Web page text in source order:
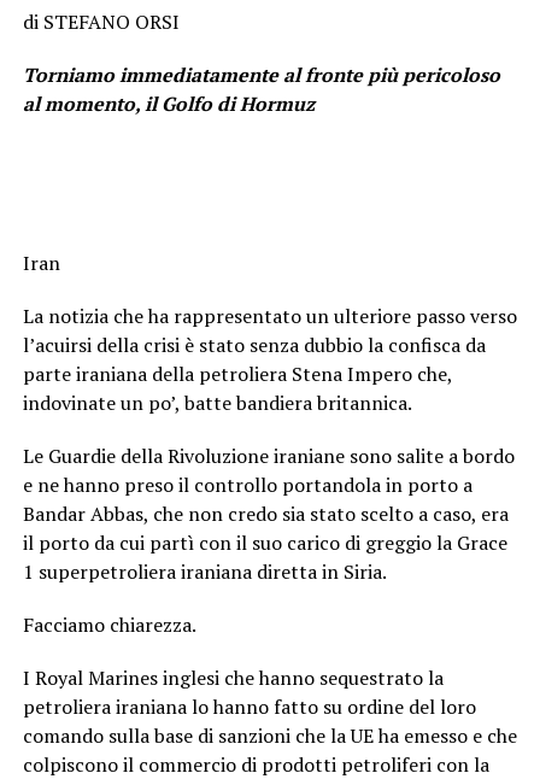
di STEFANO ORSI
Torniamo immediatamente al fronte più pericoloso
al momento, il Golfo di Hormuz
Iran
La notizia che ha rappresentato un ulteriore passo verso
l’acuirsi della crisi è stato senza dubbio la confisca da
parte iraniana della petroliera Stena Impero che,
indovinate un po’, batte bandiera britannica.
Le Guardie della Rivoluzione iraniane sono salite a bordo
e ne hanno preso il controllo portandola in porto a
Bandar Abbas, che non credo sia stato scelto a caso, era
il porto da cui partì con il suo carico di greggio la Grace
1 superpetroliera iraniana diretta in Siria.
Facciamo chiarezza.
I Royal Marines inglesi che hanno sequestrato la
petroliera iraniana lo hanno fatto su ordine del loro
comando sulla base di sanzioni che la UE ha emesso e che
colpiscono il commercio di prodotti petroliferi con la